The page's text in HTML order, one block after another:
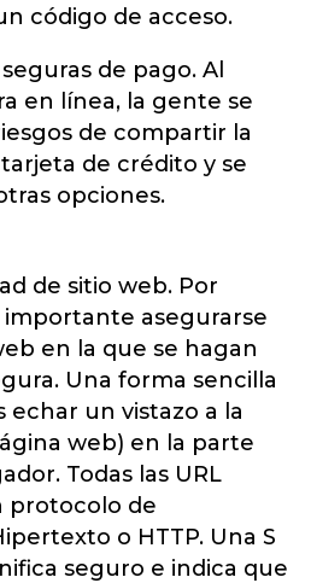
código de acceso.
de pago. Al
en línea, la gente se
de compartir la
de crédito y se
opciones.
de sitio web. Por
asegurarse
en la que se hagan
Una forma sencilla
un vistazo a la
web) en la parte
Todas las URL
protocolo de
o HTTP. Una S
seguro e indica que